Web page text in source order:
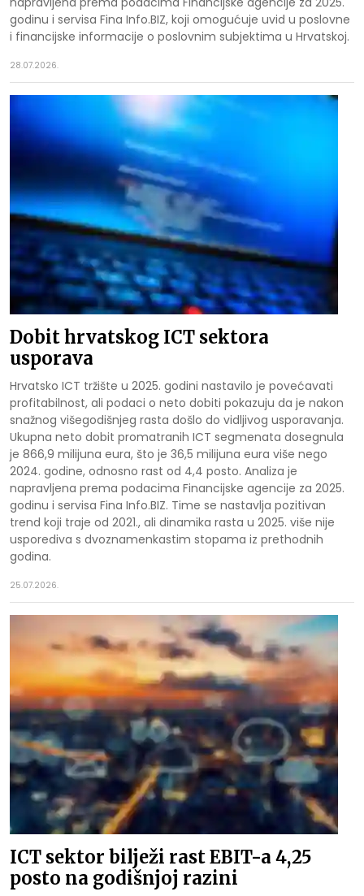
godinu i servisa Fina Info.BIZ, koji omogućuje uvid u poslovne
i financijske informacije o poslovnim subjektima u Hrvatskoj.
28.07.2026.
Dobit hrvatskog ICT sektora
usporava
Hrvatsko ICT tržište u 2025. godini nastavilo je povećavati
profitabilnost, ali podaci o neto dobiti pokazuju da je nakon
snažnog višegodišnjeg rasta došlo do vidljivog usporavanja.
Ukupna neto dobit promatranih ICT segmenata dosegnula
je 866,9 milijuna eura, što je 36,5 milijuna eura više nego
2024. godine, odnosno rast od 4,4 posto. Analiza je
napravljena prema podacima Financijske agencije za 2025.
godinu i servisa Fina Info.BIZ. Time se nastavlja pozitivan
trend koji traje od 2021., ali dinamika rasta u 2025. više nije
usporediva s dvoznamenkastim stopama iz prethodnih
godina.
25.07.2026.
ICT sektor bilježi rast EBIT-a 4,25
posto na godišnjoj razini